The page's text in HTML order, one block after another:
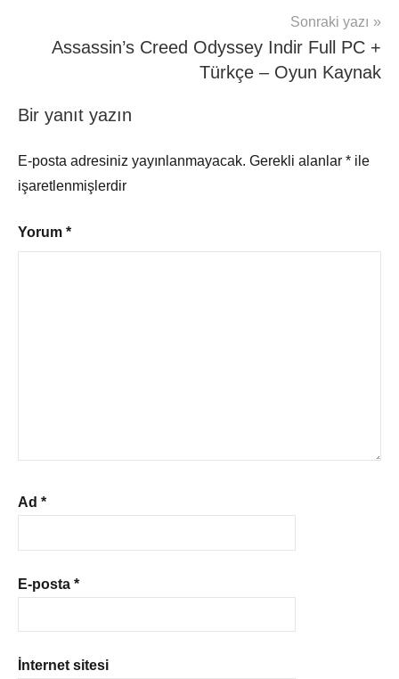
Sonraki yazı
Assassin’s Creed Odyssey Indir Full PC +
Türkçe – Oyun Kaynak
Bir yanıt yazın
E-posta adresiniz yayınlanmayacak. Gerekli alanlar * ile
işaretlenmişlerdir
Yorum *
Ad *
E-posta *
İnternet sitesi